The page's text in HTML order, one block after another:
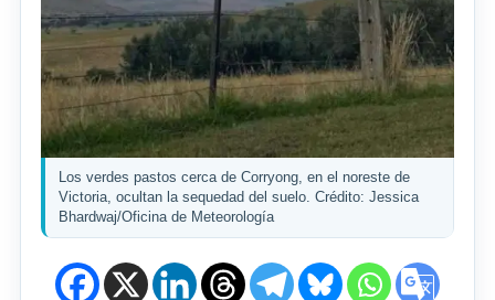
Los verdes pastos cerca de Corryong, en el noreste de
Victoria, ocultan la sequedad del suelo. Crédito: Jessica
Bhardwaj/Oficina de Meteorología